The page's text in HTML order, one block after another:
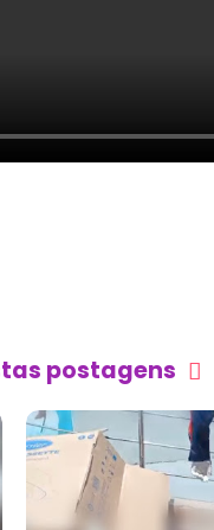
postagens